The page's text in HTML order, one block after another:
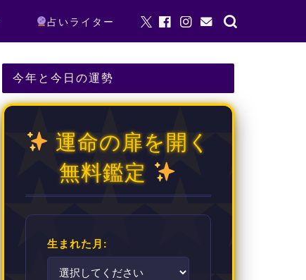
占いライター
今年と今日の運勢
運命の扉を開く
無料鑑定
生まれた月: